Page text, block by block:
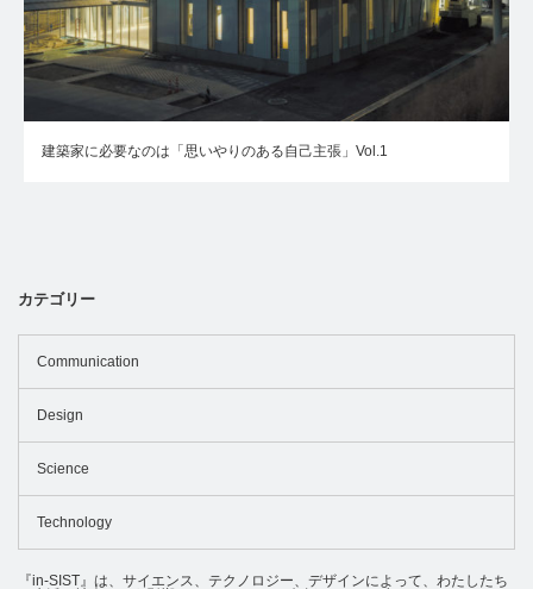
建築家に必要なのは「思いやりのある自己主張」Vol.1
カテゴリー
Communication
Design
Science
Technology
『in-SIST』は、サイエンス、テクノロジー、デザインによって、わたしたち